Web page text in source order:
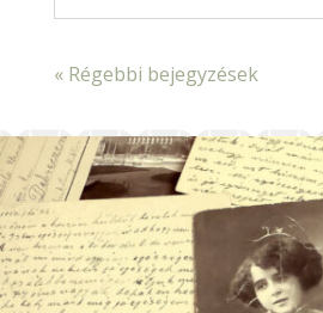
« Régebbi bejegyzések